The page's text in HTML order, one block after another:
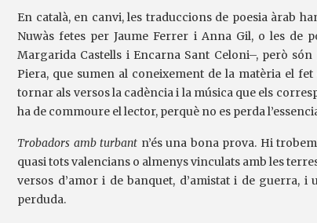
En català, en canvi, les traduccions de poesia àrab
Nuwàs fetes per Jaume Ferrer i Anna Gil, o les de
Margarida Castells i Encarna Sant Celoni–, però
Piera, que sumen al coneixement de la matèria el fet
tornar als versos la cadència i la música que els
ha de commoure el lector, perquè no es perda
Trobadors amb turbant n’és una bona prova. Hi
quasi tots valencians o almenys vinculats amb les
versos d’amor i de banquet, d’amistat i de guerra,
perduda.